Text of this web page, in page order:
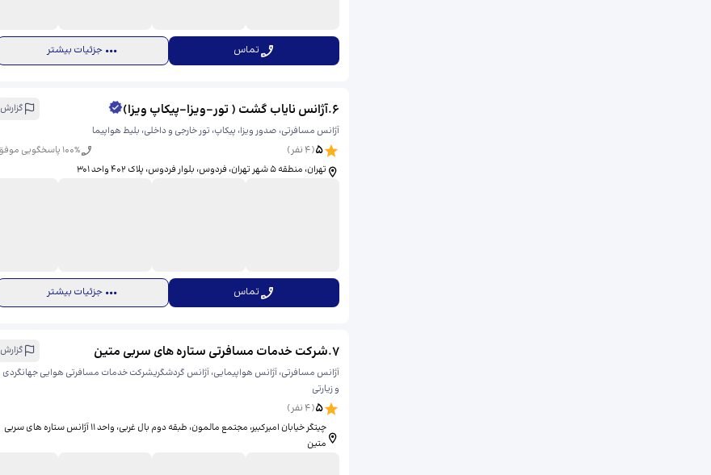
تماس جزئیات بیشتر
6
.آژانس نایاب گشت ( تور-ویزا-پیکاپ ویزا)
گزارش
آژانس مسافرتی، صدور ویزا، پیکاپ، تور خارجی و داخلی، بلیط هواپیما
5
(
4 نفر) 100% پاسخگویی موفق
تهران، منطقه ۵ شهر تهران، فردوس، بلوار فردوس، پلاک 402 واحد 301
تماس جزئیات بیشتر
7
.شرکت خدمات مسافرتی ستاره های سربی متین
گزارش
آژانس مسافرتی، آژانس هواپیمایی، آژانس گردشگریشرکت خدمات مسافرتی هوایی جهانگردی
و زیارتی
5
(
4 نفر)
چیتگر خیابان امیرکبیر، مجتمع مالمون، طبقه دوم بال غربی، واحد 11 آژانس ستاره های سربی
متین